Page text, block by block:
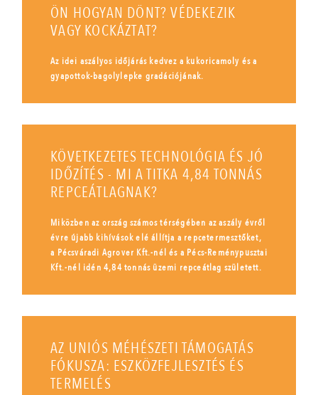
ÖN HOGYAN DÖNT? VÉDEKEZIK
VAGY KOCKÁZTAT?
Az idei aszályos időjárás kedvez a kukoricamoly és a
gyapottok-bagolylepke gradációjának.
KÖVETKEZETES TECHNOLÓGIA ÉS JÓ
IDŐZÍTÉS - MI A TITKA 4,84 TONNÁS
REPCEÁTLAGNAK?
Miközben az ország számos térségében az aszály évről
évre újabb kihívások elé állítja a repcetermesztőket,
a Pécsváradi Agrover Kft.-nél és a Pécs-Reménypusztai
Kft.-nél idén 4,84 tonnás üzemi repceátlag született.
AZ UNIÓS MÉHÉSZETI TÁMOGATÁS
FÓKUSZA: ESZKÖZFEJLESZTÉS ÉS
TERMELÉS